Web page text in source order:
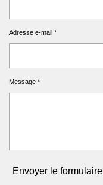
Adresse e-mail *
Message *
Envoyer le formulaire